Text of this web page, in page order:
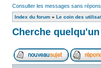
Consulter les messages sans
Index du forum » Le coin des
Cherche